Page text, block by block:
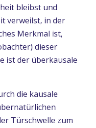
bleibst und
verweilst, in der
Merkmal ist,
dieser
ist der überkausale
die kausale
Türschwelle zum